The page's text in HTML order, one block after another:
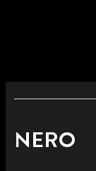
NERO